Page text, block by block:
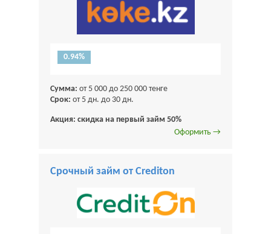
0.94%
Сумма: от 5 000 до 250 000 тенге
Срок: от 5 дн. до 30 дн.
Акция: скидка на первый займ 50%
Оформить →
Срочный займ от Crediton